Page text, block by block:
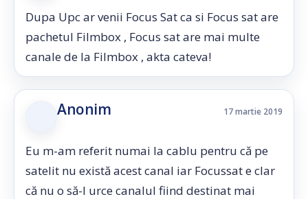
Dupa Upc ar venii Focus Sat ca si Focus sat are
pachetul Filmbox , Focus sat are mai multe
canale de la Filmbox , akta cateva!
Anonim 17 martie 2019
Eu m-am referit numai la cablu pentru că pe
satelit nu există acest canal iar Focussat e clar
că nu o să-l urce canalul fiind destinat mai